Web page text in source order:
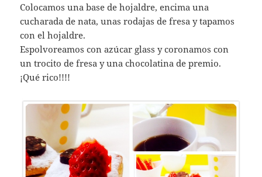
Colocamos una base de hojaldre, encima una
cucharada de nata, unas rodajas de fresa y tapamos
con el hojaldre.
Espolvoreamos con azúcar glass y coronamos con
un trocito de fresa y una chocolatina de premio.
¡Qué rico!!!!